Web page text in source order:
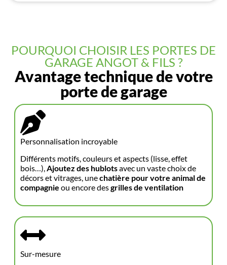
POURQUOI CHOISIR LES PORTES DE
GARAGE ANGOT & FILS ?
Avantage technique de votre
porte de garage
Personnalisation incroyable
Différents motifs, couleurs et aspects (lisse, effet
bois…),Ajoutez des hublotsavec un vaste choix de
décors et vitrages, unechatière pour votre animal de
compagnie ou encore desgrilles de ventilation
Sur-mesure